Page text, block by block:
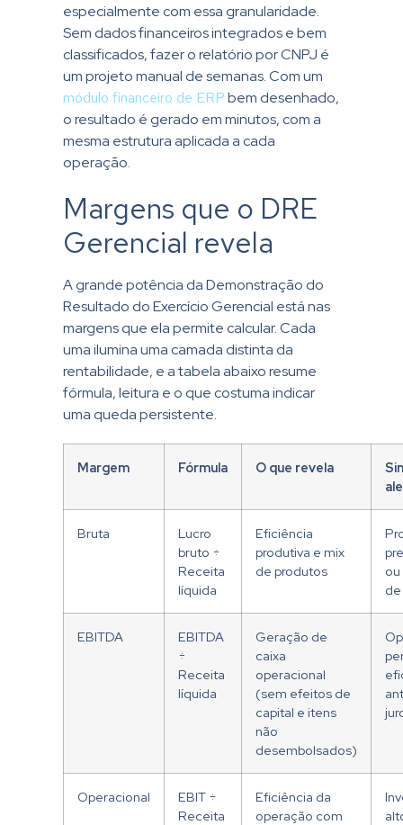
especialmente com essa granularidade.
Sem dados financeiros integrados e bem
classificados, fazer o relatório por CNPJ é
um projeto manual de semanas. Com um
módulo financeiro de ERPbem desenhado,
o resultado é gerado em minutos, com a
mesma estrutura aplicada a cada
operação.
Margens que o DRE
Gerencial revela
A grande potência da Demonstração do
Resultado do Exercício Gerencial está nas
margens que ela permite calcular. Cada
uma ilumina uma camada distinta da
rentabilidade, e a tabela abaixo resume
fórmula, leitura e o que costuma indicar
uma queda persistente.
Margem Fórmula O que revela
Bruta
Lucro
bruto ÷
Receita
líquida
Eficiência
produtiva e mix
de produtos
EBITDA
EBITDA
÷
Receita
líquida
Geração de
caixa
operacional
(sem efeitos de
capital e itens
não
desembolsados)
Operacional
EBIT ÷
Receita
Eficiência da
operação com